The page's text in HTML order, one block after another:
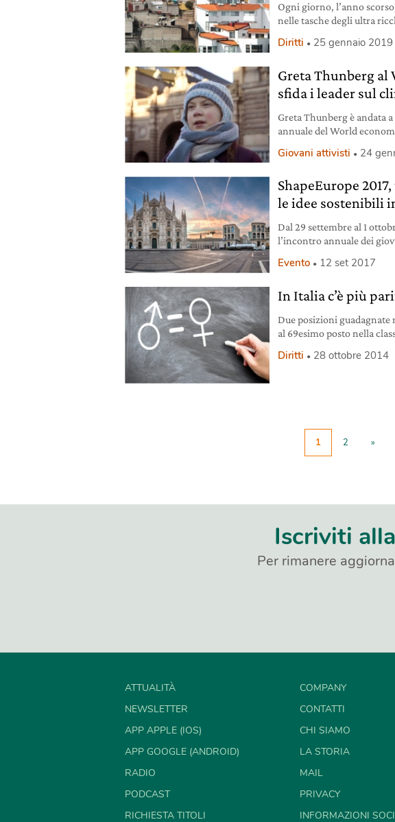
Ogni giorno, l’anno
nelle tasche degli ultra
Davos è in corso il World
Diritti 25 gennaio 2019
Greta Thunberg
sfida i leader sul
Greta Thunberg è andata
annuale del World
dell’ambiente, la
climatici. Greetings from
Giovani attivisti 24
ShapeEurope
le idee sostenibili
Dal 29 settembre al 1
l’incontro annuale dei
Evento 12 set 2017
In Italia c’è più
Due posizioni guadagnate
al 69esimo posto nella
World economic forum
Diritti 28 ottobre 2014
1 2 »
Iscriviti
Per rimanere
ATTUALITÀ
NEWSLETTER
APP APPLE (IOS)
APP GOOGLE (ANDROID)
RADIO
PODCAST
RICHIESTA TITOLI
COMPANY
CONTATTI
CHI SIAMO
LA STORIA
MAIL
PRIVACY
INFORMAZIONI